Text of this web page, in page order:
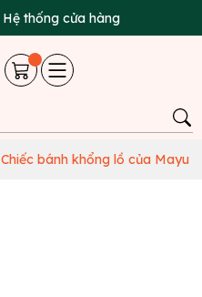
Hệ thống cửa hàng
Chiếc bánh khổng lồ của Mayu